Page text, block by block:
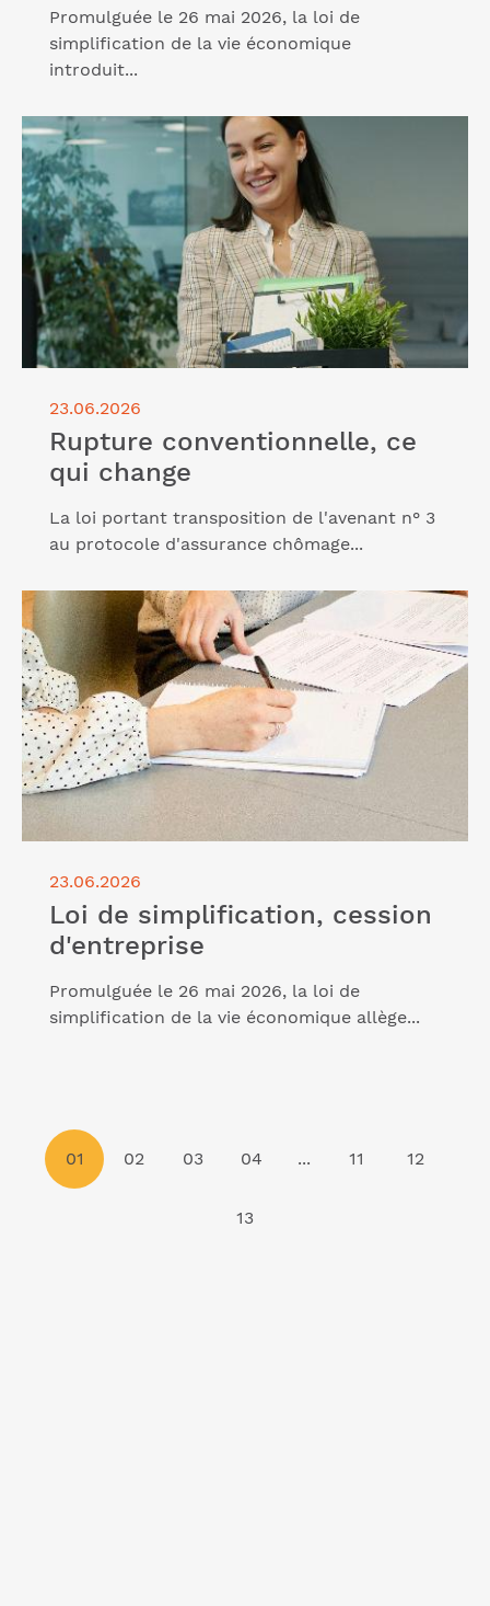
Promulguée le 26 mai 2026, la loi de
simplification de la vie économique
introduit...
23.06.2026
Rupture conventionnelle, ce
qui change
La loi portant transposition de l'avenant n° 3
au protocole d'assurance chômage...
Lire l'article "Rupture conventionnelle, ce qui
change"
23.06.2026
Loi de simplification, cession
d'entreprise
Promulguée le 26 mai 2026, la loi de
simplification de la vie économique allège...
Lire l'article "Loi de simplification, cession
d'entreprise"
01 02 03 04 ... 11 12
13